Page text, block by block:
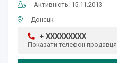
Активність: 15.11.2013
Донецк
+ XXXXXXXXX
Показати телефон продавця